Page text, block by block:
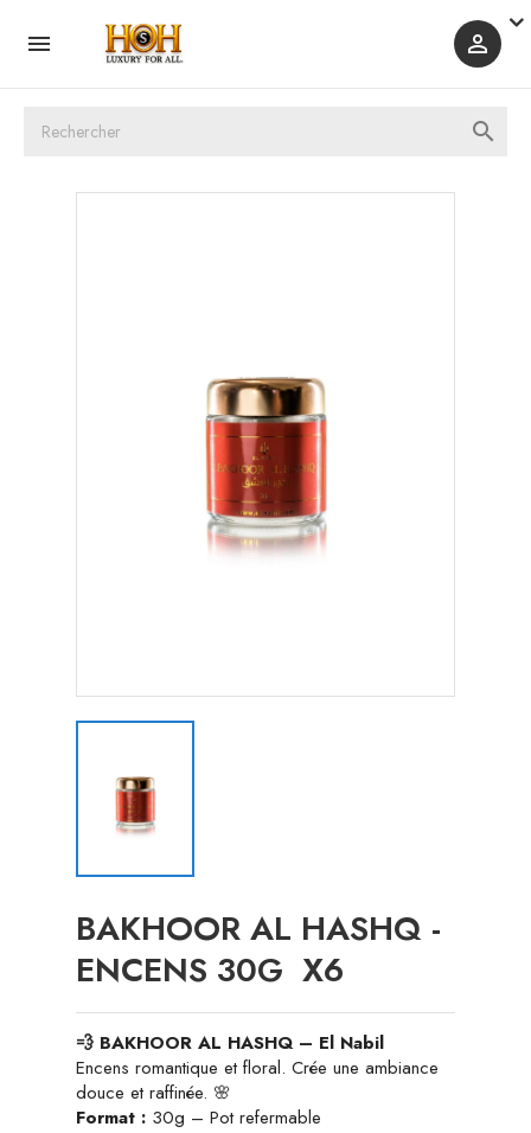
 

BAKHOOR AL HASHQ -
ENCENS 30G X6
💨 BAKHOOR AL HASHQ – El Nabil
Encens romantique et floral. Crée une ambiance
douce et raffinée. 🌸
Format : 30g – Pot refermable